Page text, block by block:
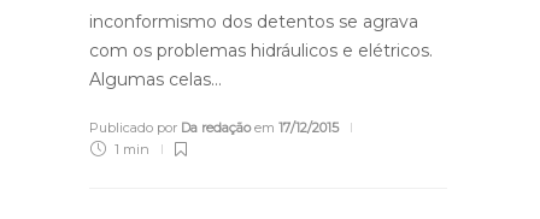
inconformismo dos detentos se agrava
com os problemas hidráulicos e elétricos.
Algumas celas…
Publicado por Da redaçãoem 17/12/2015
1 min